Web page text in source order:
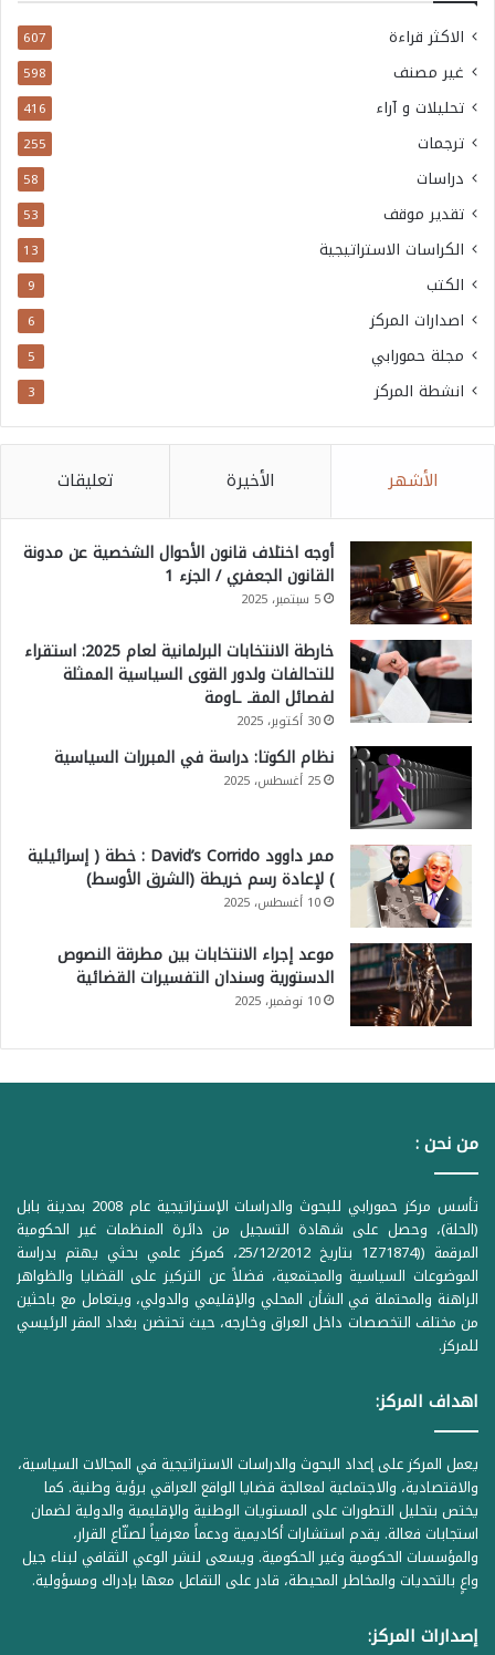
الاكثر قراءة 607
غير مصنف 598
تحليلات و آراء 416
ترجمات 255
دراسات 58
تقدير موقف 53
الكراسات الاستراتيجية 13
الكتب 9
اصدارات المركز 6
مجلة حمورابي 5
انشطة المركز 3
الأشهر الأخيرة تعليقات
أوجه اختلاف قانون الأحوال الشخصية عن مدونة
القانون الجعفري / الجزء 1
5 سبتمبر، 2025
خارطة الانتخابات البرلمانية لعام 2025: استقراء
للتحالفات ولدور القوى السياسية الممثلة
لفصائل المقـ ـاومة
30 أكتوبر، 2025
نظام الكوتا: دراسة في المبررات السياسية
25 أغسطس، 2025
ممر داوود David’s Corrido : خطة ( إسرائيلية
) لإعادة رسم خريطة (الشرق الأوسط)
10 أغسطس، 2025
موعد إجراء الانتخابات بين مطرقة النصوص
الدستورية وسندان التفسيرات القضائية
10 نوفمبر، 2025
من نحن :
تأسس مركز حمورابي للبحوث والدراسات الإستراتيجية عام 2008 بمدينة بابل
(الحلة)، وحصل على شهادة التسجيل من دائرة المنظمات غير الحكومية
المرقمة ((1Z71874 بتاريخ 25/12/2012، كمركز علمي بحثي يهتم بدراسة
الموضوعات السياسية والمجتمعية، فضلاً عن التركيز على القضايا والظواهر
الراهنة والمحتملة في الشأن المحلي والإقليمي والدولي، ويتعامل مع باحثين
من مختلف التخصصات داخل العراق وخارجه، حيث تحتضن بغداد المقر الرئيسي
للمركز.
اهداف المركز:
يعمل المركز على إعداد البحوث والدراسات الاستراتيجية في المجالات السياسية،
والاقتصادية، والاجتماعية لمعالجة قضايا الواقع العراقي برؤية وطنية. كما
يختص بتحليل التطورات على المستويات الوطنية والإقليمية والدولية لضمان
استجابات فعالة. يقدم استشارات أكاديمية ودعماً معرفياً لصنّاع القرار،
والمؤسسات الحكومية وغير الحكومية. ويسعى لنشر الوعي الثقافي لبناء جيل
واعٍ بالتحديات والمخاطر المحيطة، قادر على التفاعل معها بإدراك ومسؤولية.
إصدارات المركز: